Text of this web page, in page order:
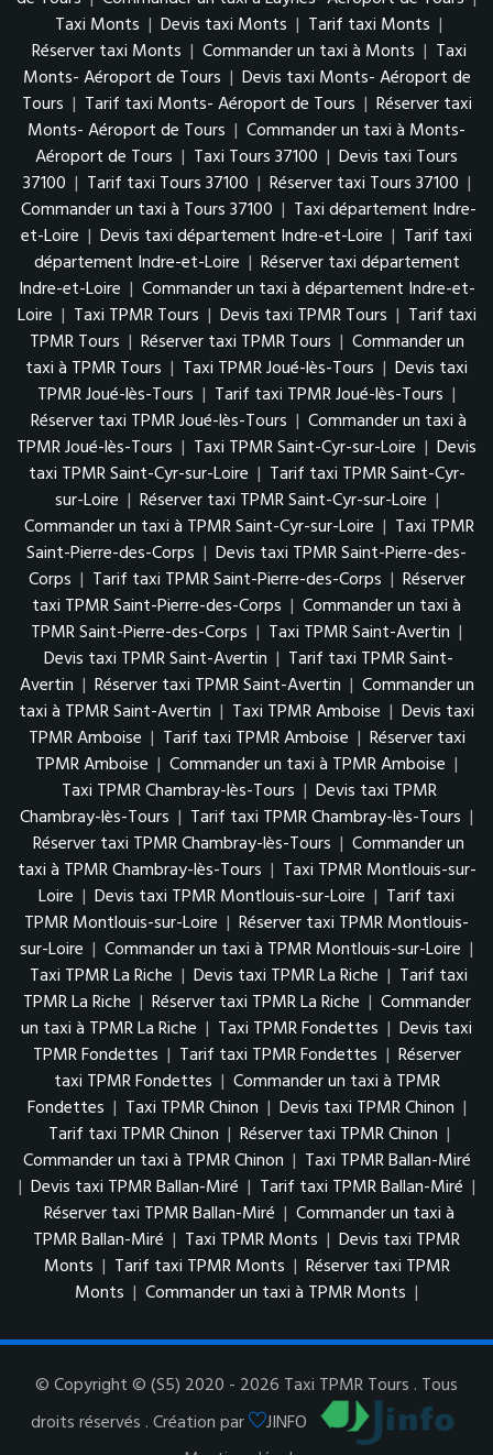
Taxi Monts | Devis taxi Monts | Tarif taxi Monts |
Réserver taxi Monts | Commander un taxi à Monts | Taxi
Monts- Aéroport de Tours | Devis taxi Monts- Aéroport de
Tours | Tarif taxi Monts- Aéroport de Tours | Réserver taxi
Monts- Aéroport de Tours | Commander un taxi à Monts-
Aéroport de Tours | Taxi Tours 37100 | Devis taxi Tours
37100 | Tarif taxi Tours 37100 | Réserver taxi Tours 37100 |
Commander un taxi à Tours 37100 | Taxi département Indre-
et-Loire | Devis taxi département Indre-et-Loire | Tarif taxi
département Indre-et-Loire | Réserver taxi département
Indre-et-Loire | Commander un taxi à département Indre-et-
Loire | Taxi TPMR Tours | Devis taxi TPMR Tours | Tarif taxi
TPMR Tours | Réserver taxi TPMR Tours | Commander un
taxi à TPMR Tours | Taxi TPMR Joué-lès-Tours | Devis taxi
TPMR Joué-lès-Tours | Tarif taxi TPMR Joué-lès-Tours |
Réserver taxi TPMR Joué-lès-Tours | Commander un taxi à
TPMR Joué-lès-Tours | Taxi TPMR Saint-Cyr-sur-Loire | Devis
taxi TPMR Saint-Cyr-sur-Loire | Tarif taxi TPMR Saint-Cyr-
sur-Loire | Réserver taxi TPMR Saint-Cyr-sur-Loire |
Commander un taxi à TPMR Saint-Cyr-sur-Loire | Taxi TPMR
Saint-Pierre-des-Corps | Devis taxi TPMR Saint-Pierre-des-
Corps | Tarif taxi TPMR Saint-Pierre-des-Corps | Réserver
taxi TPMR Saint-Pierre-des-Corps | Commander un taxi à
TPMR Saint-Pierre-des-Corps | Taxi TPMR Saint-Avertin |
Devis taxi TPMR Saint-Avertin | Tarif taxi TPMR Saint-
Avertin | Réserver taxi TPMR Saint-Avertin | Commander un
taxi à TPMR Saint-Avertin | Taxi TPMR Amboise | Devis taxi
TPMR Amboise | Tarif taxi TPMR Amboise | Réserver taxi
TPMR Amboise | Commander un taxi à TPMR Amboise |
Taxi TPMR Chambray-lès-Tours | Devis taxi TPMR
Chambray-lès-Tours | Tarif taxi TPMR Chambray-lès-Tours |
Réserver taxi TPMR Chambray-lès-Tours | Commander un
taxi à TPMR Chambray-lès-Tours | Taxi TPMR Montlouis-sur-
Loire | Devis taxi TPMR Montlouis-sur-Loire | Tarif taxi
TPMR Montlouis-sur-Loire | Réserver taxi TPMR Montlouis-
sur-Loire | Commander un taxi à TPMR Montlouis-sur-Loire |
Taxi TPMR La Riche | Devis taxi TPMR La Riche | Tarif taxi
TPMR La Riche | Réserver taxi TPMR La Riche | Commander
un taxi à TPMR La Riche | Taxi TPMR Fondettes | Devis taxi
TPMR Fondettes | Tarif taxi TPMR Fondettes | Réserver
taxi TPMR Fondettes | Commander un taxi à TPMR
Fondettes | Taxi TPMR Chinon | Devis taxi TPMR Chinon |
Tarif taxi TPMR Chinon | Réserver taxi TPMR Chinon |
Commander un taxi à TPMR Chinon | Taxi TPMR Ballan-Miré
| Devis taxi TPMR Ballan-Miré | Tarif taxi TPMR Ballan-Miré |
Réserver taxi TPMR Ballan-Miré | Commander un taxi à
TPMR Ballan-Miré | Taxi TPMR Monts | Devis taxi TPMR
Monts | Tarif taxi TPMR Monts | Réserver taxi TPMR
Monts | Commander un taxi à TPMR Monts |
© Copyright © (S5) 2020 - 2026 Taxi TPMR Tours . Tous
droits réservés . Création par
JINFO